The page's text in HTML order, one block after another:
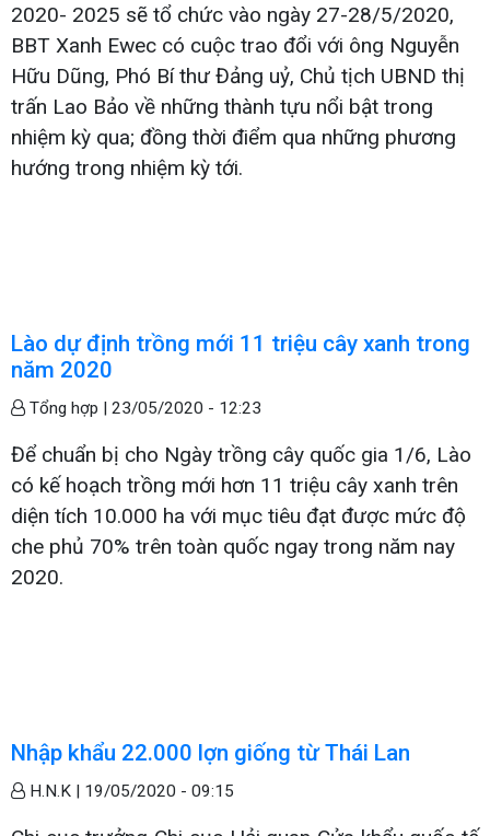
2020- 2025 sẽ tổ chức vào ngày 27-28/5/2020,
BBT Xanh Ewec có cuộc trao đổi với ông Nguyễn
Hữu Dũng, Phó Bí thư Đảng uỷ, Chủ tịch UBND thị
trấn Lao Bảo về những thành tựu nổi bật trong
nhiệm kỳ qua; đồng thời điểm qua những phương
hướng trong nhiệm kỳ tới.
Lào dự định trồng mới 11 triệu cây xanh trong
năm 2020
Tổng hợp | 23/05/2020 - 12:23
Để chuẩn bị cho Ngày trồng cây quốc gia 1/6, Lào
có kế hoạch trồng mới hơn 11 triệu cây xanh trên
diện tích 10.000 ha với mục tiêu đạt được mức độ
che phủ 70% trên toàn quốc ngay trong năm nay
2020.
Nhập khẩu 22.000 lợn giống từ Thái Lan
H.N.K | 19/05/2020 - 09:15